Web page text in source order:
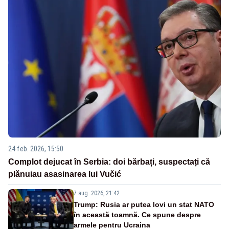
24 feb. 2026, 15:50
Complot dejucat în Serbia: doi bărbați, suspectați că
plănuiau asasinarea lui Vučić
7 aug. 2026, 21:42
Trump: Rusia ar putea lovi un stat NATO
în această toamnă. Ce spune despre
armele pentru Ucraina